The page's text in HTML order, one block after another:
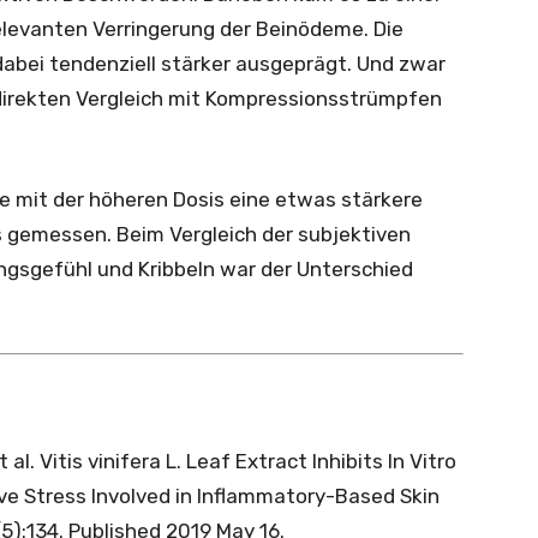
Verringerung der Beinödeme. Die
tendenziell stärker ausgeprägt. Und zwar
Vergleich mit Kompressionsstrümpfen
mit der höheren Dosis eine etwas stärkere
Beim Vergleich der subjektiven
und Kribbeln war der Unterschied
al. Vitis vinifera L. Leaf Extract Inhibits In Vitro
Stress Involved in Inflammatory-Based Skin
Published 2019 May 16.